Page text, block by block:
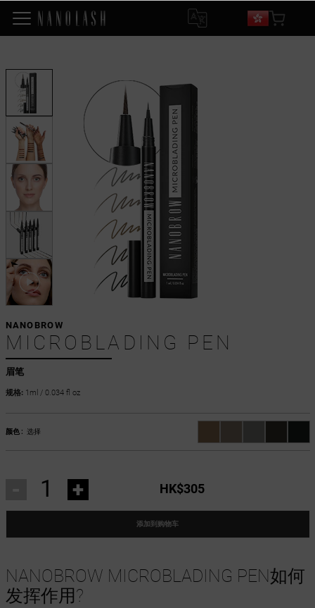
眉笔
NANOBROW
MICROBLADING PEN
规格:1ml / 0.034 fl oz
颜色 : 选择
+ HK$305
添加到购物车
NANOBROW MICROBLADING PEN如何
发挥作用?